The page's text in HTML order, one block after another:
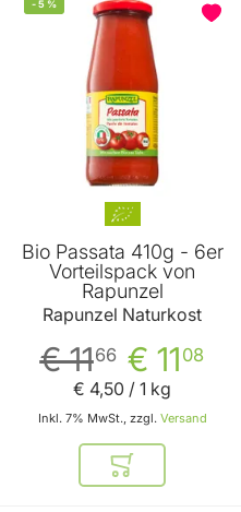
-5 %
Bio Passata 410g - 6er
Vorteilspack von
Rapunzel
Rapunzel Naturkost
€ 11 08
€ 1166
Inkl. 7% MwSt., zzgl. Versand
€ 4,50 / 1 kg
In den Warenkorb